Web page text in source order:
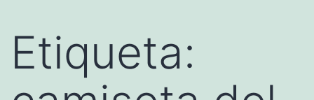
Etiqueta: